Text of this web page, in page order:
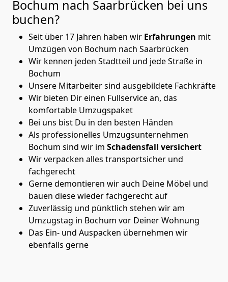
Bochum nach Saarbrücken bei uns
buchen?
Seit über 17 Jahren haben wir Erfahrungen mit
Umzügen von Bochum nach Saarbrücken
Wir kennen jeden Stadtteil und jede Straße in
Bochum
Unsere Mitarbeiter sind ausgebildete Fachkräfte
Wir bieten Dir einen Fullservice an, das
komfortable Umzugspaket
Bei uns bist Du in den besten Händen
Als professionelles Umzugsunternehmen
Bochum sind wir im Schadensfall versichert
Wir verpacken alles transportsicher und
fachgerecht
Gerne demontieren wir auch Deine Möbel und
bauen diese wieder fachgerecht auf
Zuverlässig und pünktlich stehen wir am
Umzugstag in Bochum vor Deiner Wohnung
Das Ein- und Auspacken übernehmen wir
ebenfalls gerne